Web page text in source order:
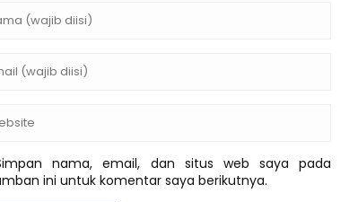
nama, email, dan situs web saya pada
ini untuk komentar saya berikutnya.